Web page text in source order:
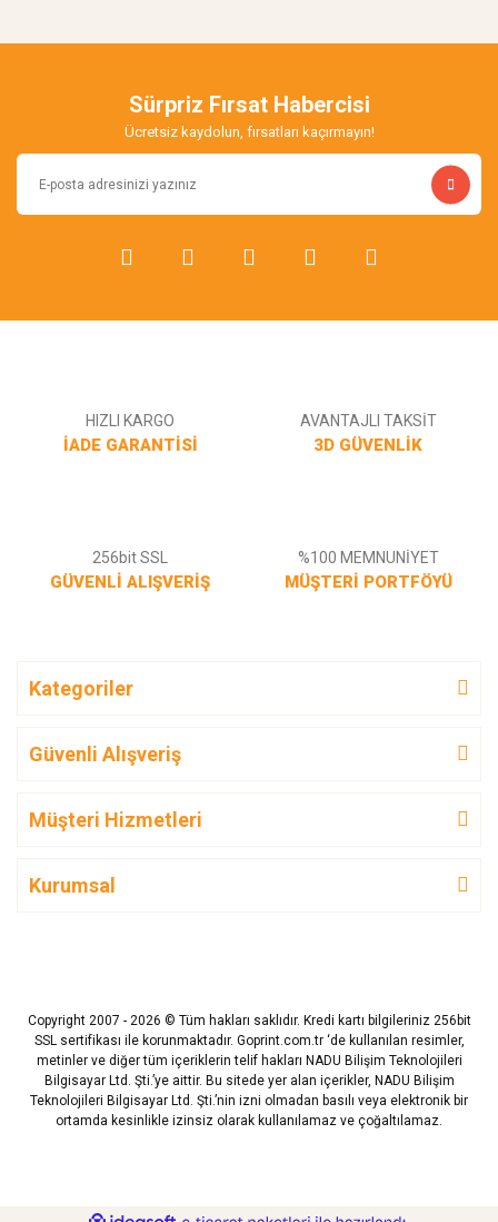
Sürpriz Fırsat Habercisi
Ücretsiz kaydolun, fırsatları kaçırmayın!
HIZLI KARGO
İADE GARANTİSİ
AVANTAJLI TAKSİT
3D GÜVENLİK
256bit SSL
GÜVENLİ ALIŞVERİŞ
%100 MEMNUNİYET
MÜŞTERİ PORTFÖYÜ
Kategoriler
Güvenli Alışveriş
Müşteri Hizmetleri
Kurumsal
Copyright 2007 - 2026 © Tüm hakları saklıdır. Kredi kartı bilgileriniz 256bit
SSL sertifikası ile korunmaktadır. Goprint.com.tr ‘de kullanılan resimler,
metinler ve diğer tüm içeriklerin telif hakları NADU Bilişim Teknolojileri
Bilgisayar Ltd. Şti.’ye aittir. Bu sitede yer alan içerikler, NADU Bilişim
Teknolojileri Bilgisayar Ltd. Şti.’nin izni olmadan basılı veya elektronik bir
ortamda kesinlikle izinsiz olarak kullanılamaz ve çoğaltılamaz.